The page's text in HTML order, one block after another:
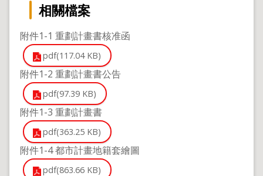
相關檔案
附件1-1 重劃計畫書核准函
pdf(117.04 KB)
附件1-2 重劃計畫書公告
pdf(97.39 KB)
附件1-3 重劃計畫書
pdf(363.25 KB)
附件1-4 都市計畫地籍套繪圖
pdf(863.66 KB)